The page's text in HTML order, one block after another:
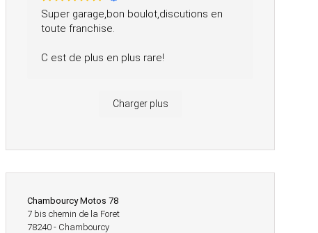
Super garage,bon boulot,discutions en
toute franchise.
C est de plus en plus rare!
Charger plus
Chambourcy Motos 78
7 bis chemin de la Foret
78240 - Chambourcy